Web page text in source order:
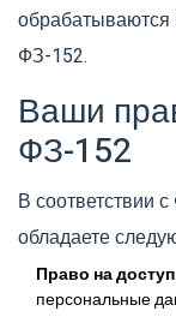
обрабатываются
ФЗ-152.
Ваши
ФЗ-152
В соответствии
обладаете
Право на доступ
персональные